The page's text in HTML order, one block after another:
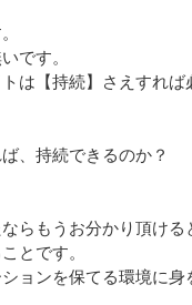
です。
は【持続】さえすれば
、持続できるのか？
らもうお分かり頂ける
とです。
ョンを保てる環境に身